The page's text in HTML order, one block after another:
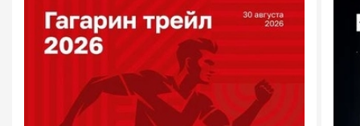
Пластиковые водосточные системы
Металлические водосточные системы
Чердачные лестницы